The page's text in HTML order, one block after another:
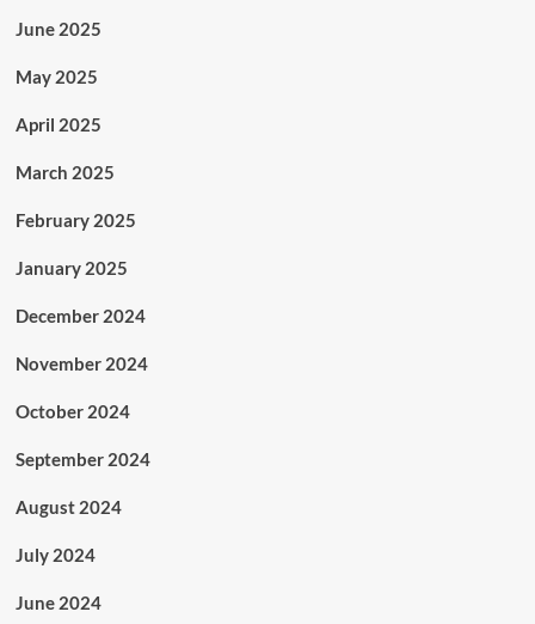
June 2025
May 2025
April 2025
March 2025
February 2025
January 2025
December 2024
November 2024
October 2024
September 2024
August 2024
July 2024
June 2024